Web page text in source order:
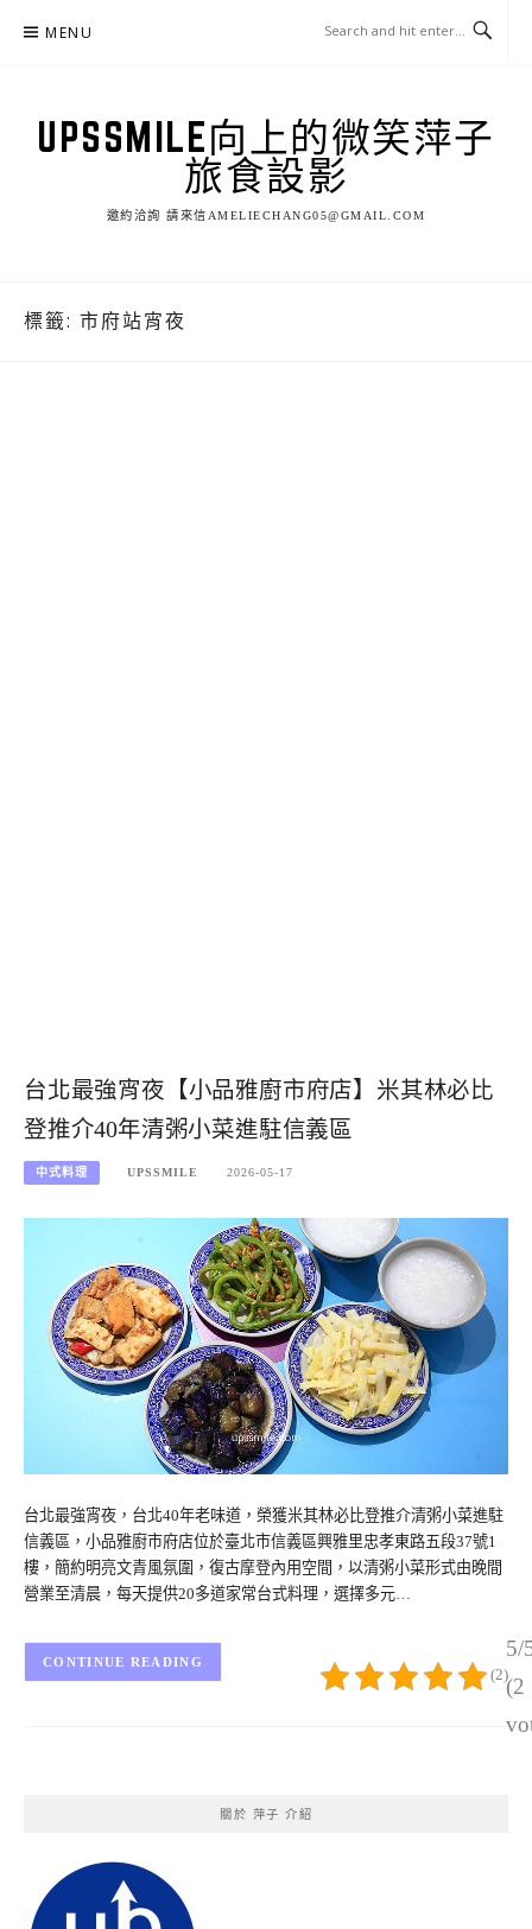
MENU
UPSSMILE向上的微笑萍子
旅食設影
邀約洽詢 請來信AMELIECHANG05@GMAIL.COM
標籤: 市府站宵夜
台北最強宵夜【小品雅廚市府店】米其林必比
登推介40年清粥小菜進駐信義區
中式料理 UPSSMILE 2026-05-17
台北最強宵夜，台北40年老味道，榮獲米其林必比登推介清粥小菜進駐
信義區，小品雅廚市府店位於臺北市信義區興雅里忠孝東路五段37號1
樓，簡約明亮文青風氛圍，復古摩登內用空間，以清粥小菜形式由晚間
營業至清晨，每天提供20多道家常台式料理，選擇多元…
5/
(2
(2)
CONTINUE READING
關於 萍子 介紹